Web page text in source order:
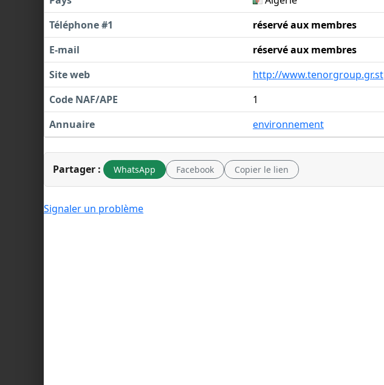
Téléphone #1
réservé aux membres
E-mail
réservé aux membres
Site web
http://www.tenorgroup.gr.st
Code NAF/APE
1
Annuaire
environnement
Partager : WhatsApp Facebook Copier le lien
Signaler un problème